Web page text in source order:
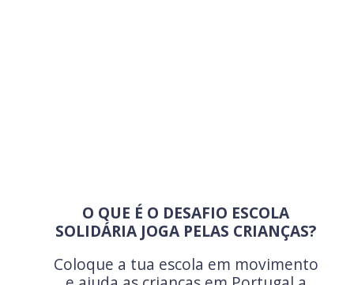
O QUE É O DESAFIO ESCOLA
SOLIDÁRIA JOGA PELAS CRIANÇAS?
Coloque a tua escola em movimento